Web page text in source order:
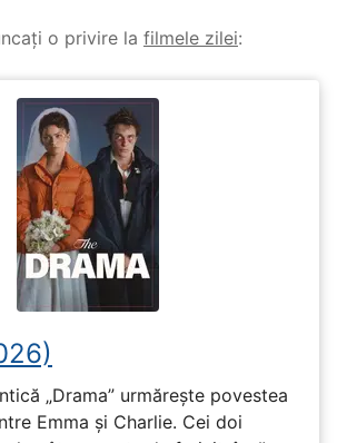
o privire la filmele zilei:
„Drama” urmărește povestea
Emma și Charlie. Cei doi